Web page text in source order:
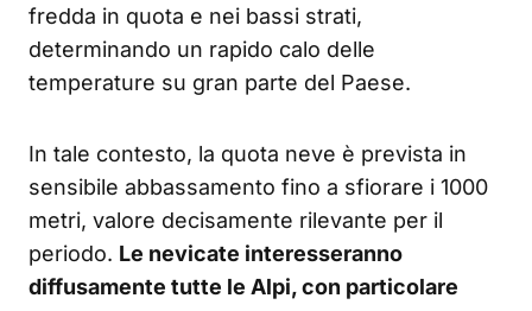
fredda in quota e nei bassi strati,
determinando un rapido calo delle
temperature su gran parte del Paese.
In tale contesto, la quota neve è prevista in
sensibile abbassamento fino a sfiorare i 1000
metri, valore decisamente rilevante per il
periodo. Le nevicate interesseranno
diffusamente tutte le Alpi, con particolare